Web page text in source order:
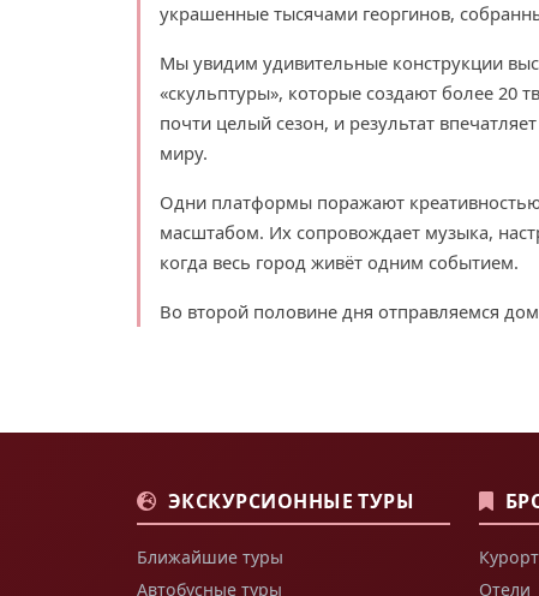
украшенные тысячами георгинов,
Мы увидим удивительные конструкции
«скульптуры», которые создают более 20
почти целый сезон, и результат
миру.
Одни платформы поражают
масштабом. Их сопровождает музыка,
когда весь город живёт одним событием.
Во второй половине дня отправляемся
ЭКСКУРСИОННЫЕ ТУРЫ
Ближайшие туры
Автобусные туры
Отели